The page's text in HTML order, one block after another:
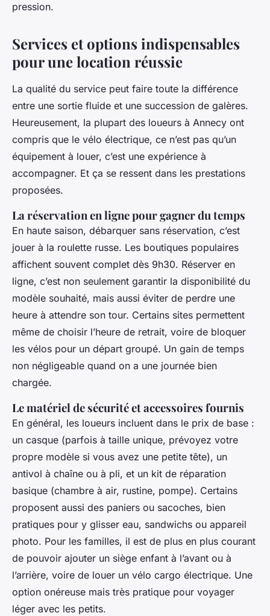
pression.
Services et options indispensables
pour une location réussie
La qualité du service peut faire toute la différence
entre une sortie fluide et une succession de galères.
Heureusement, la plupart des loueurs à Annecy ont
compris que le vélo électrique, ce n’est pas qu’un
équipement à louer, c’est une expérience à
accompagner. Et ça se ressent dans les prestations
proposées.
La réservation en ligne pour gagner du temps
En haute saison, débarquer sans réservation, c’est
jouer à la roulette russe. Les boutiques populaires
affichent souvent complet dès 9h30. Réserver en
ligne, c’est non seulement garantir la disponibilité du
modèle souhaité, mais aussi éviter de perdre une
heure à attendre son tour. Certains sites permettent
même de choisir l’heure de retrait, voire de bloquer
les vélos pour un départ groupé. Un gain de temps
non négligeable quand on a une journée bien
chargée.
Le matériel de sécurité et accessoires fournis
En général, les loueurs incluent dans le prix de base :
un casque (parfois à taille unique, prévoyez votre
propre modèle si vous avez une petite tête), un
antivol à chaîne ou à pli, et un kit de réparation
basique (chambre à air, rustine, pompe). Certains
proposent aussi des paniers ou sacoches, bien
pratiques pour y glisser eau, sandwichs ou appareil
photo. Pour les familles, il est de plus en plus courant
de pouvoir ajouter un siège enfant à l’avant ou à
l’arrière, voire de louer un vélo cargo électrique. Une
option onéreuse mais très pratique pour voyager
léger avec les petits.